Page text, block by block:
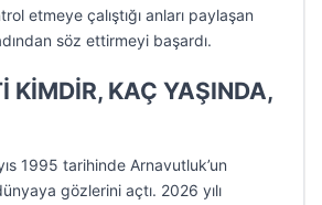
etmeye çalıştığı anları paylaşan
söz ettirmeyi başardı.
KİMDİR, KAÇ YAŞINDA,
1995 tarihinde Arnavutluk’un
gözlerini açtı. 2026 yılı